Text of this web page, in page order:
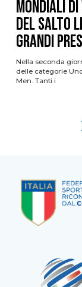
Mondiali
del Salto
grandi
Nella seconda
delle categorie
Men. Tanti i